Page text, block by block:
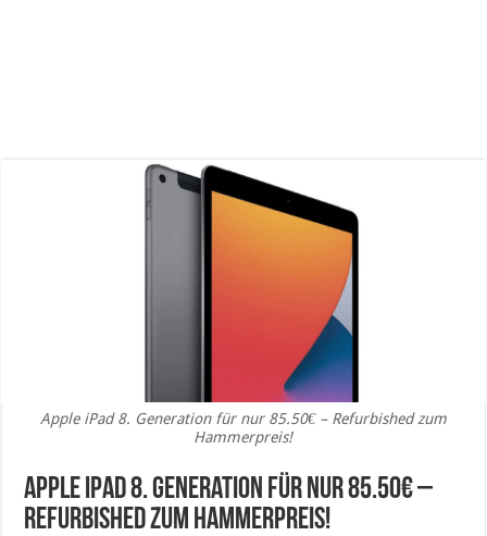
Apple iPad 8. Generation für nur 85.50€ – Refurbished zum
Hammerpreis!
Apple iPad 8. Generation für nur 85.50€ –
Refurbished zum Hammerpreis!